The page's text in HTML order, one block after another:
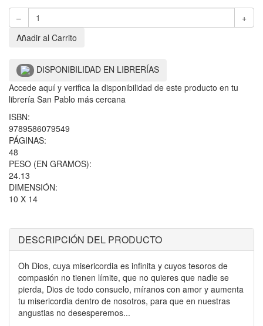
–
+
Añadir al Carrito
DISPONIBILIDAD EN LIBRERÍAS
Accede aquí y verifica la disponibilidad de este producto en tu
librería San Pablo más cercana
ISBN:
9789586079549
PÁGINAS:
48
PESO (EN GRAMOS):
24.13
DIMENSIÓN:
10 X 14
DESCRIPCIÓN DEL PRODUCTO
Oh Dios, cuya misericordia es infinita y cuyos tesoros de
compasión no tienen límite, que no quieres que nadie se
pierda, Dios de todo consuelo, míranos con amor y aumenta
tu misericordia dentro de nosotros, para que en nuestras
angustias no desesperemos...